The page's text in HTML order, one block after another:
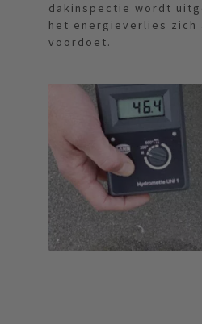
dakinspectie wordt
het energieverlies zich
voordoet.